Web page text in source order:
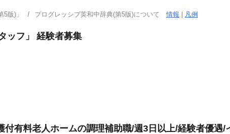
版)」 プログレッシブ英和中辞典(第5版)について情報 凡例
ッフ」 経験者募集
付有料老人ホームの調理補助職/週3日以上/経験者優遇/